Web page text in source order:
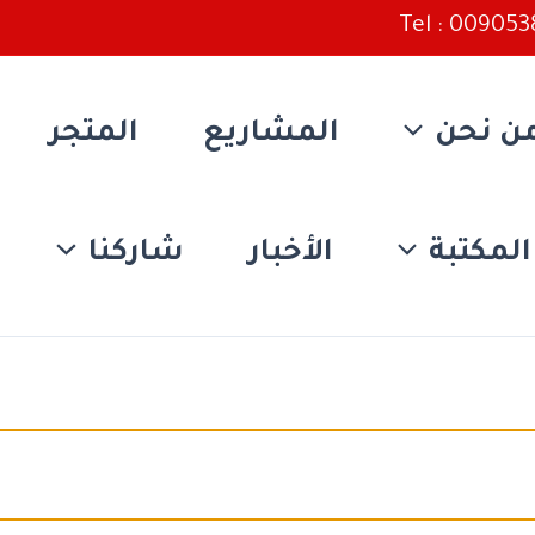
Tel :
نحن المشاريع المتجر
المكتبة الأخبار شاركنا